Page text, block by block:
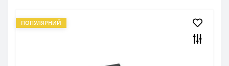
ПОПУЛЯРНИЙ